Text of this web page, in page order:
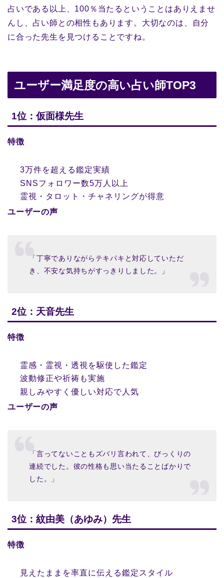
占いである以上、100％当たるということはありえませ
んし、占い師との相性もあります。大切なのは、自分
に合った先生を見つけることですね。
ユーザー満足度の高い占い師TOP3
1位：仮面様先生
特徴
3万件を超える鑑定実績
SNSフォロワー数5万人以上
霊視・タロット・チャネリングが得意
ユーザーの声
「丁寧でありながらテキパキと対応していただ
き、不安な気持ちがすっきりしました。」
2位：天音先生
特徴
霊感・霊視・透視を駆使した鑑定
波動修正や祈祷も実施
親しみやすく優しい対応で人気
ユーザーの声
「言ってないこともズバリ言われて、びっくりの
連続でした。彼の性格も思い当たることばかりで
した。」
3位：紋由美（あゆみ）先生
特徴
見えたままを率直に伝える鑑定スタイル